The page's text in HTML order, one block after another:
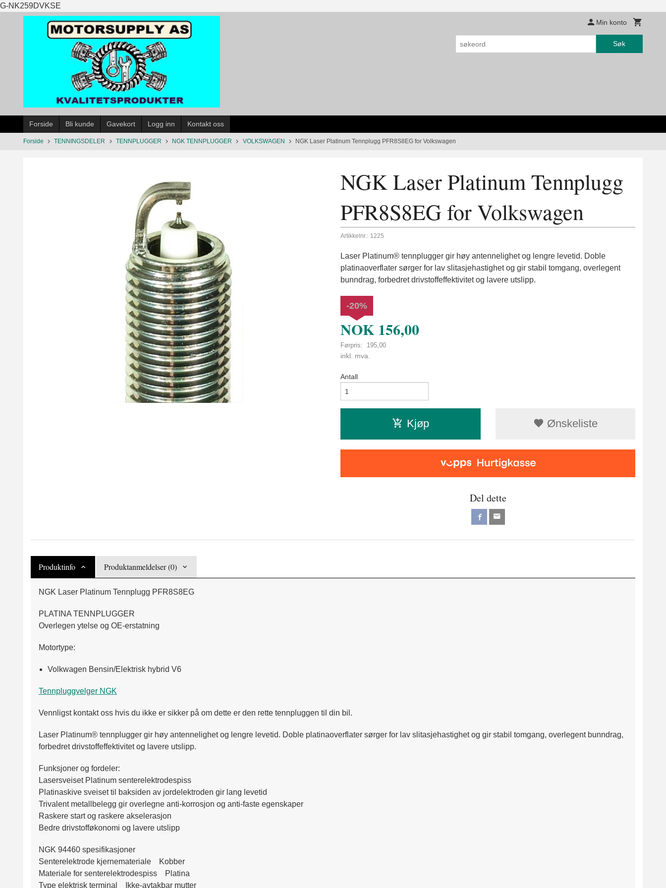
G-NK259DVKSE
til
innholdet
Min konto
Søk
Forside Bli kunde Gavekort Logg inn Kontakt oss
Forside TENNINGSDELER TENNPLUGGER NGK TENNPLUGGER VOLKSWAGEN NGK Laser Platinum Tennplugg PFR8S8EG for Volkswagen
NGK Laser Platinum Tennplugg
PFR8S8EG for Volkswagen
Artikkelnr.: 1225
Laser Platinum® tennplugger gir høy antennelighet og lengre levetid. Doble
platinaoverflater sørger for lav slitasjehastighet og gir stabil tomgang, overlegent
bunndrag, forbedret drivstoffeffektivitet og lavere utslipp.
NOK 156,00
Førpris: 195,00
Rabatt
-20%
inkl. mva.
Antall
Kjøp Ønskeliste
Del dette
Produktinfo Produktanmeldelser (0)
NGK Laser Platinum Tennplugg PFR8S8EG
PLATINA TENNPLUGGER
Overlegen ytelse og OE-erstatning
Motortype:
Volkwagen Bensin/Elektrisk hybrid V6
Tennpluggvelger NGK
Vennligst kontakt oss hvis du ikke er sikker på om dette er den rette tennpluggen til din bil.
Laser Platinum® tennplugger gir høy antennelighet og lengre levetid. Doble platinaoverflater sørger for lav slitasjehastighet og gir stabil tomgang, overlegent bunndrag,
forbedret drivstoffeffektivitet og lavere utslipp.
Funksjoner og fordeler:
Lasersveiset Platinum senterelektrodespiss
Platinaskive sveiset til baksiden av jordelektroden gir lang levetid
Trivalent metallbelegg gir overlegne anti-korrosjon og anti-faste egenskaper
Raskere start og raskere akselerasjon
Bedre drivstofføkonomi og lavere utslipp
NGK 94460 spesifikasjoner
Senterelektrode kjernemateriale Kobber
Materiale for senterelektrodespiss Platina
Type elektrisk terminal Ikke-avtakbar mutter